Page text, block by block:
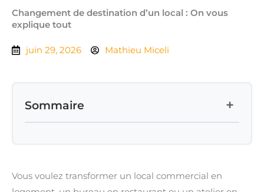
Changement de destination d’un local : On vous
explique tout
juin 29, 2026 Mathieu Miceli
Sommaire +
Vous voulez transformer un local commercial en